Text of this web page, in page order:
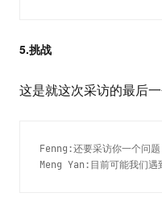
5.挑战
这是就这次采访的最后一
Fenng:还要采访你一个问
Meng Yan:目前可能我们遇